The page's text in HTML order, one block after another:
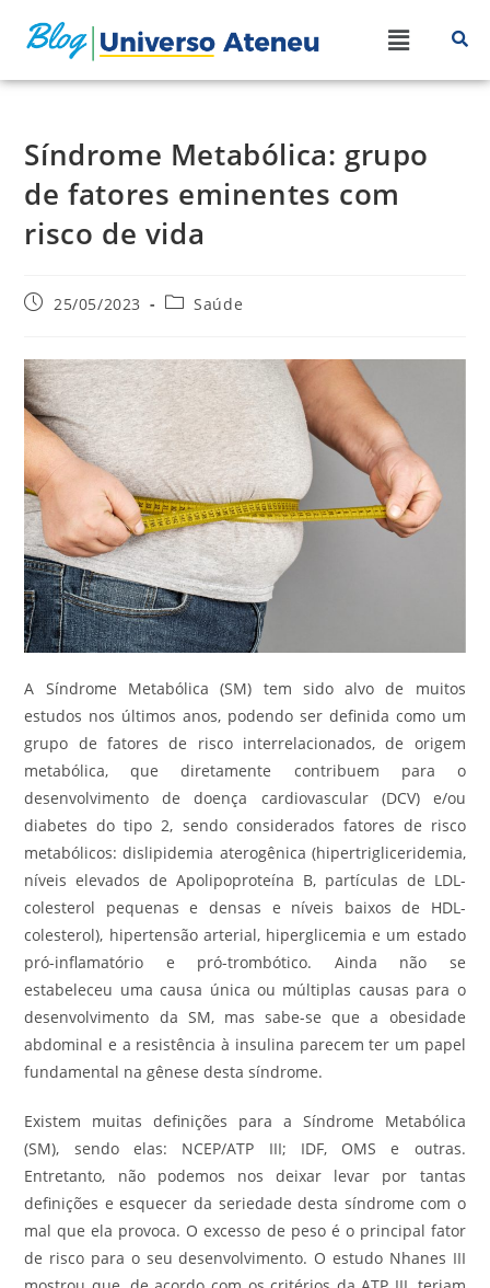
Síndrome Metabólica: grupo
de fatores eminentes com
risco de vida
25/05/2023 Saúde
A Síndrome Metabólica (SM) tem sido alvo de muitos
estudos nos últimos anos, podendo ser definida como um
grupo de fatores de risco interrelacionados, de origem
metabólica, que diretamente contribuem para o
desenvolvimento de doença cardiovascular (DCV) e/ou
diabetes do tipo 2, sendo considerados fatores de risco
metabólicos: dislipidemia aterogênica (hipertrigliceridemia,
níveis elevados de Apolipoproteína B, partículas de LDL-
colesterol pequenas e densas e níveis baixos de HDL-
colesterol), hipertensão arterial, hiperglicemia e um estado
pró-inflamatório e pró-trombótico. Ainda não se
estabeleceu uma causa única ou múltiplas causas para o
desenvolvimento da SM, mas sabe-se que a obesidade
abdominal e a resistência à insulina parecem ter um papel
fundamental na gênese desta síndrome.
Existem muitas definições para a Síndrome Metabólica
(SM), sendo elas: NCEP/ATP III; IDF, OMS e outras.
Entretanto, não podemos nos deixar levar por tantas
definições e esquecer da seriedade desta síndrome com o
mal que ela provoca. O excesso de peso é o principal fator
de risco para o seu desenvolvimento. O estudo Nhanes III